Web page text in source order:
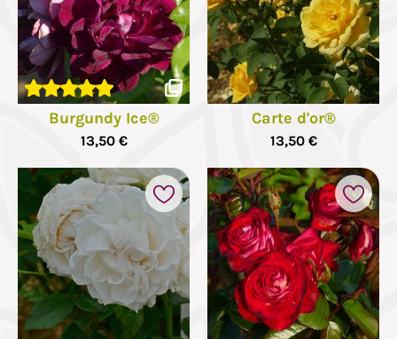
Burgundy Ice®
13,50 €
Carte d'or®
13,50 €